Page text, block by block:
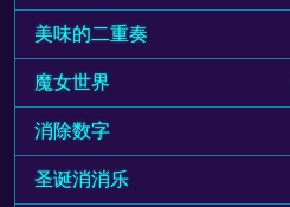
美味的二重奏
魔女世界
消除数字
圣诞消消乐